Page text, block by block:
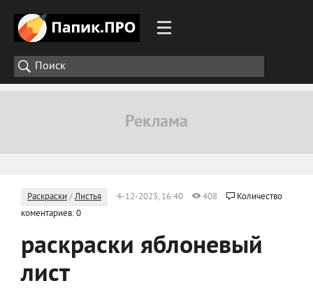
Раскраски /Листья 4-12-2023, 16:40 408
Количество
коментариев: 0
раскраски яблоневый
лист